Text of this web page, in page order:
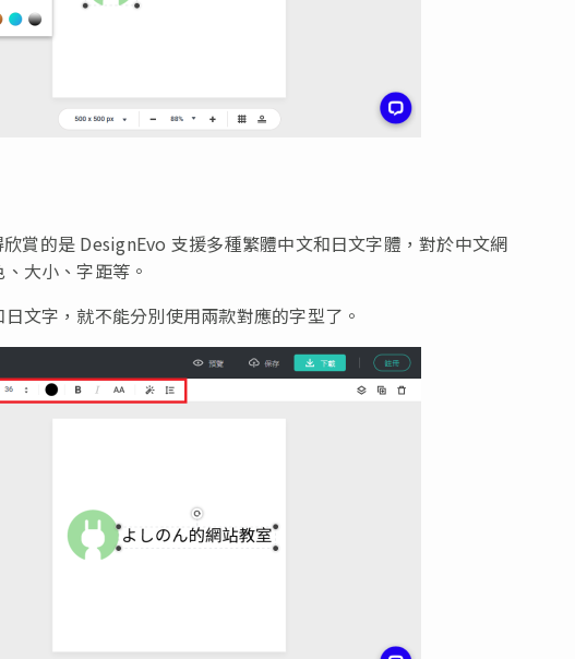
賞的是 DesignEvo 支援多種繁體中文和日文字體，對於中文網
大小、字距等。
文字，就不能分別使用兩款對應的字型了。